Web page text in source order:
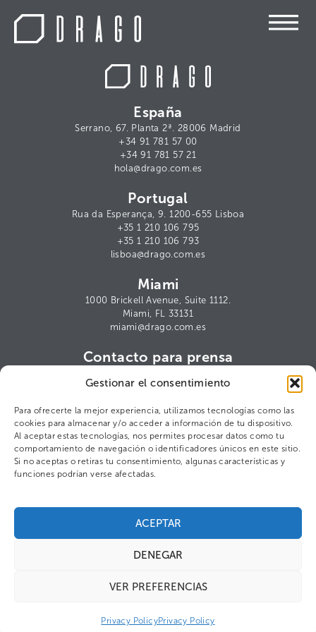
Gestionar el consentimiento
Para ofrecerte la mejor experiencia, utilizamos tecnologías como las
cookies para almacenar y/o acceder a información de tu dispositivo.
Al aceptar estas tecnologías, nos permites procesar datos como tu
comportamiento de navegación o identificadores únicos en este sitio.
Si no aceptas o retiras tu consentimiento, algunas características y
funciones podrían verse afectadas.
ACEPTAR
DENEGAR
VER PREFERENCIAS
Privacy PolicyPrivacy Policy
España
Serrano, 67. Planta 2ª. 28006 Madrid
+34 91 781 57 00
+34 91 781 57 21
hola@drago.com.es
Portugal
Rua da Esperança, 9. 1200-655 Lisboa
+35 1 210 106 795
+35 1 210 106 793
lisboa@drago.com.es
Miami
1000 Brickell Avenue, Suite 1112.
Miami, FL 33131
miami@drago.com.es
Contacto para prensa
ca@drago.com.es
©2025 DRAGO S.L.